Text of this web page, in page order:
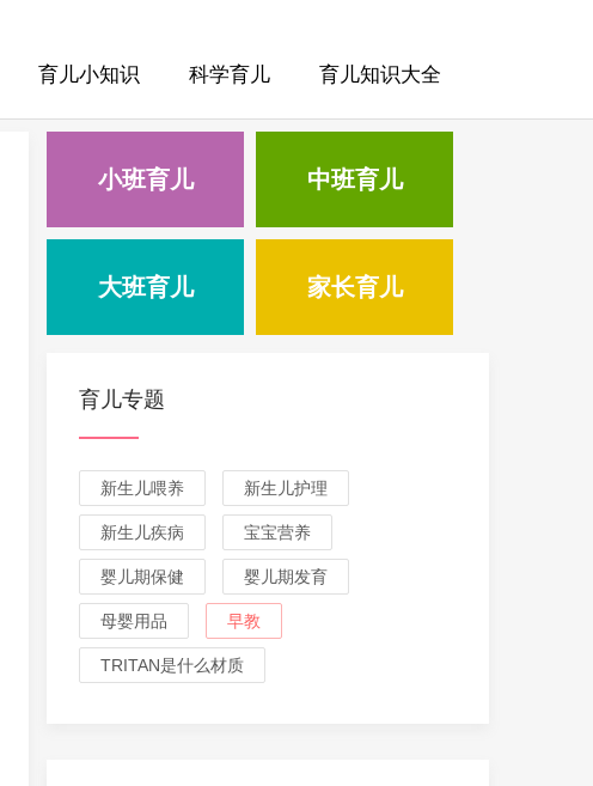
育儿小知识 科学育儿 育儿知识大全
小班育儿 中班育儿
大班育儿 家长育儿
育儿专题
新生儿喂养 新生儿护理
新生儿疾病 宝宝营养
婴儿期保健 婴儿期发育
母婴用品 早教
TRITAN是什么材质